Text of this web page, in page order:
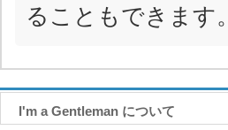
ることもできます。
I'm a Gentleman について